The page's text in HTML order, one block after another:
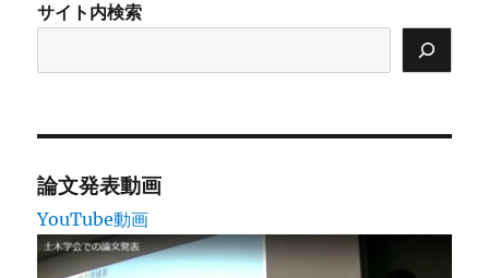
ペ
ー
ジ
送
り
サイト内検索
論文発表動画
YouTube動画